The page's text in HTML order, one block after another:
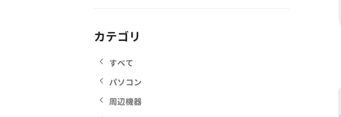
カテゴリ
すべて
パソコン
周辺機器